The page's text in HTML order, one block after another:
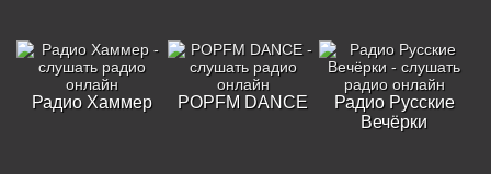
Радио Хаммер POPFM DANCE
Радио Русские
Вечёрки